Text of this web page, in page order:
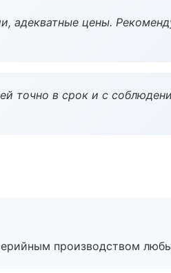
адекватные цены.
точно в срок и с
производством